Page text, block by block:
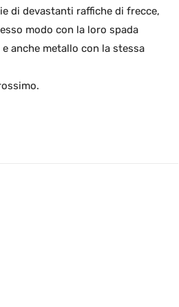
di devastanti raffiche di frecce,
modo con la loro spada
anche metallo con la stessa